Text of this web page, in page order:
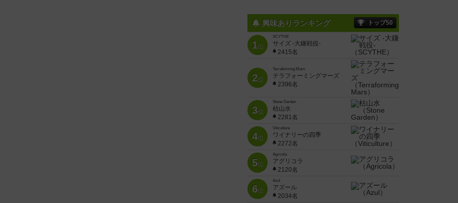
興味ありランキング トップ50
1位
SCYTHE
サイズ -大鎌戦役-
2415名
2位
Terraforming Mars
テラフォーミングマーズ
2396名
3位
Stone Garden
枯山水
2281名
4位
Viticulture
ワイナリーの四季
2272名
5位
Agricola
アグリコラ
2120名
6位
Azul
アズール
2034名